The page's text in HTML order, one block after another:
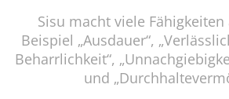
Sisu macht viele
Beispiel „Ausdauer“,
Beharrlichkeit“,
und